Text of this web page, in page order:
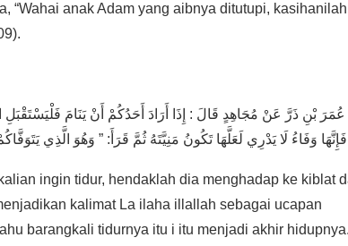
“Wahai anak Adam yang aibnya ditutupi, kasihanilah
بْنِ ذَرَّ عَنْ مُجَاهِدٍ قَالَ : إِذَا أَرَادَ أَحَدُكُمْ أَنْ يَنَامَ فَلْيَسْتَقْبَلِ
فَإِنَّهَا وَفَاءُ لَا يَدْرِي لَعَلَّهَا تَكُونُ مَنِيَّتَهُ ثُمَّ قَرَأَ: ” وَهُوَ الَّذِي يَتَوَفَّاكُمْ
ingin tidur, hendaklah dia menghadap ke kiblat
kalimat La ilaha illallah sebagai ucapan
barangkali tidurnya itu i itu menjadi akhir hidupnya.